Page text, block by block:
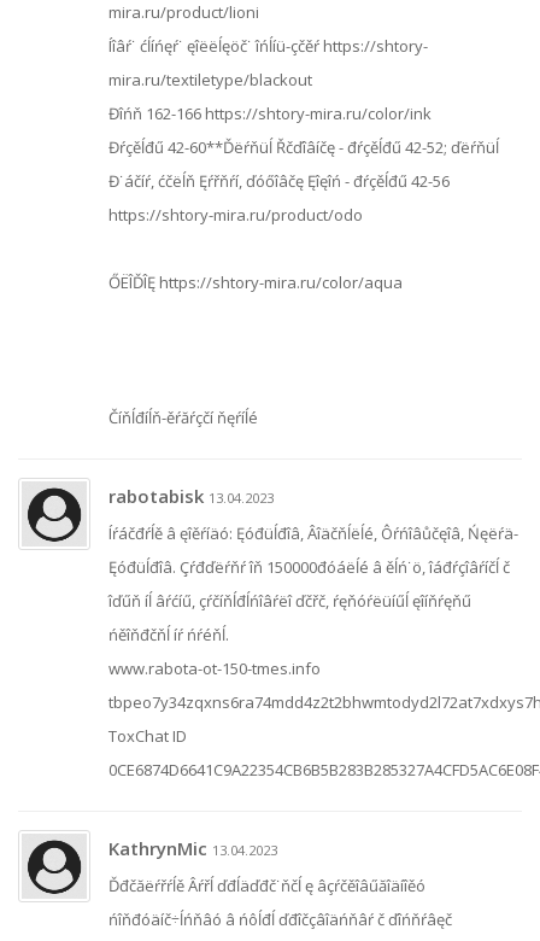
mira.ru/product/lioni
Íîâŕ˙ ćĺíńęŕ˙ ęîëëĺęöč˙ îńĺíü-çčěŕ https://shtory-
mira.ru/textiletype/blackout
Đîńň 162-166 https://shtory-mira.ru/color/ink
Đŕçěĺđű 42-60**Ďëŕňüĺ Řčďîâíčę - đŕçěĺđű 42-52; ďëŕňüĺ
Đ˙áčíŕ, ćčëĺň Ęŕřňŕí, ďóőîâčę Ęîęîń - đŕçěĺđű 42-56
https://shtory-mira.ru/product/odo
ŐËÎĎÎĘ https://shtory-mira.ru/color/aqua
Číňĺđíĺň-ěŕăŕçčí ňęŕíĺé
rabotabisk 13.04.2023
Íŕáčđŕĺě â ęîěŕíäó: Ęóđüĺđîâ, Âîäčňĺëĺé, Ôŕńîâůčęîâ, Ńęëŕä-
Ęóđüĺđîâ. Çŕđďëŕňŕ îň 150000đóáëĺé â ěĺń˙ö, îáđŕçîâŕíčĺ č
îďűň íĺ âŕćíű, çŕčíňĺđĺńîâŕëî ďčřč, ŕęňóŕëüíűĺ ęîíňŕęňű
ńěîňđčňĺ íŕ ńŕéňĺ.
www.rabota-ot-150-tmes.info
ToxChat ID
KathrynMic 13.04.2023
Ďđčăëŕřŕĺě Âŕřĺ ďđĺäďđč˙ňčĺ ę âçŕčěîâűăîäíîěó
ńîňđóäíč÷ĺńňâó â ńôĺđĺ ďđîčçâîäńňâŕ č ďîńňŕâęč